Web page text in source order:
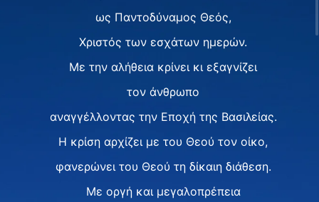
ως Παντοδύναμος Θεός,
Χριστός των εσχάτων ημερών.
Με την αλήθεια κρίνει κι εξαγνίζει
τον άνθρωπο
αναγγέλλοντας την Εποχή της Βασιλείας.
Η κρίση αρχίζει με του Θεού τον οίκο,
φανερώνει του Θεού τη δίκαιη διάθεση.
Με οργή και μεγαλοπρέπεια